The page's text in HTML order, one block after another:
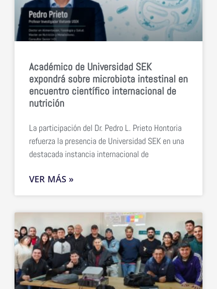
Académico de Universidad SEK
expondrá sobre microbiota intestinal en
encuentro científico internacional de
nutrición
La participación del Dr. Pedro L. Prieto Hontoria
refuerza la presencia de Universidad SEK en una
destacada instancia internacional de
VER MÁS »